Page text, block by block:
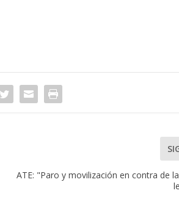
ATE: "Paro y movilización en contra de